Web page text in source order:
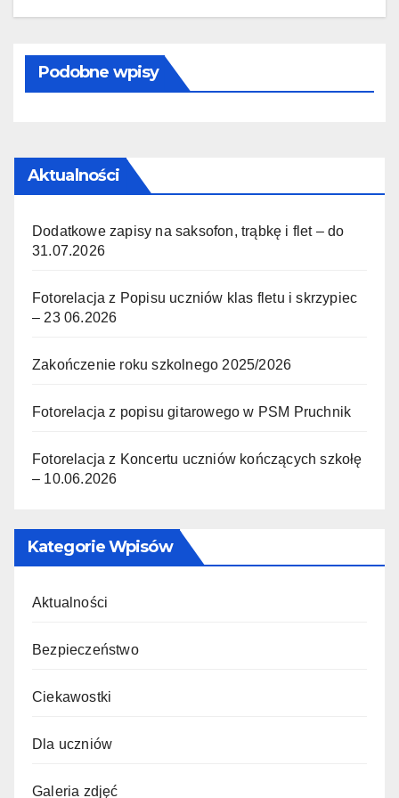
Podobne wpisy
Aktualności
Dodatkowe zapisy na saksofon, trąbkę i flet – do
31.07.2026
Fotorelacja z Popisu uczniów klas fletu i skrzypiec
– 23 06.2026
Zakończenie roku szkolnego 2025/2026
Fotorelacja z popisu gitarowego w PSM Pruchnik
Fotorelacja z Koncertu uczniów kończących szkołę
– 10.06.2026
Kategorie Wpisów
Aktualności
Bezpieczeństwo
Ciekawostki
Dla uczniów
Galeria zdjęć